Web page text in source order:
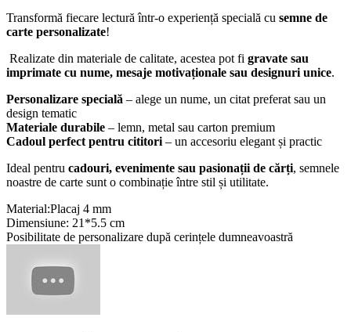
Transformă fiecare lectură într-o experiență specială cu semne de
carte personalizate!
Realizate din materiale de calitate, acestea pot fi gravate sau
imprimate cu nume, mesaje motivaționale sau designuri unice.
Personalizare specială – alege un nume, un citat preferat sau un
design tematic
Materiale durabile – lemn, metal sau carton premium
Cadoul perfect pentru cititori – un accesoriu elegant și practic
Ideal pentru cadouri, evenimente sau pasionații de cărți, semnele
noastre de carte sunt o combinație între stil și utilitate.
Material:Placaj 4 mm
Dimensiune: 21*5.5 cm
Posibilitate de personalizare după cerințele dumneavoastră